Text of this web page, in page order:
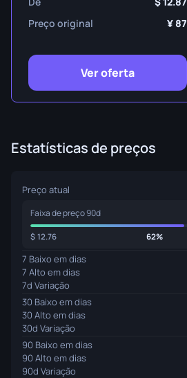
Preço original
87
Ver oferta
Estatísticas de preços
Preço atual
Faixa de preço 90d
12.76 62%
7 Baixo em dias
7 Alto em dias
7d Variação
30 Baixo em dias
30 Alto em dias
30d Variação
90 Baixo em dias
90 Alto em dias
90d Variação